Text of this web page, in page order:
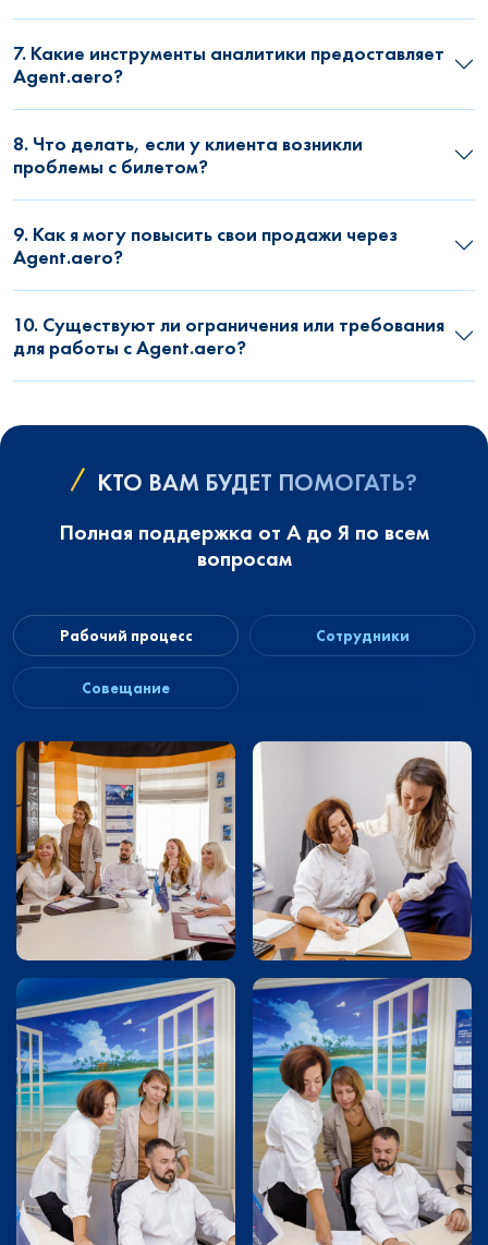
7. Какие инструменты аналитики предоставляет
Agent.aero?
8. Что делать, если у клиента возникли
проблемы с билетом?
9. Как я могу повысить свои продажи через
Agent.aero?
10. Существуют ли ограничения или требования
для работы с Agent.aero?
КТО ВАМ БУДЕТ ПОМОГАТЬ?
Полная поддержка от А до Я по всем
вопросам
Рабочий процесс Сотрудники
Совещание